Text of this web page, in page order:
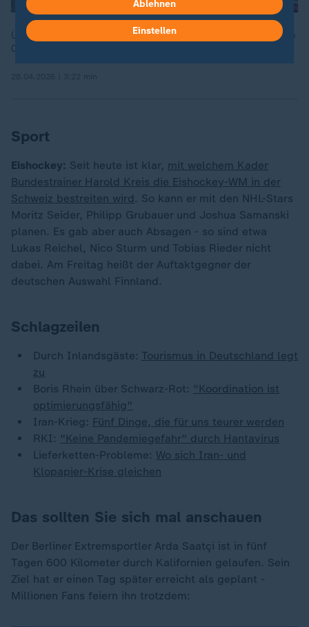
Über dieses Thema berichtete "Volle Kanne" am 28.04.2026 ab
09:05 Uhr.
Sport
Eishockey: Seit heute ist klar, mit welchem Kader
Bundestrainer Harold Kreis die Eishockey-WM in der
Schweiz bestreiten wird . So kann er mit den NHL-Stars
Moritz Seider, Philipp Grubauer und Joshua Samanski
planen. Es gab aber auch Absagen - so sind etwa
Lukas Reichel, Nico Sturm und Tobias Rieder nicht
dabei. Am Freitag heißt der Auftaktgegner der
deutschen Auswahl Finnland.
Schlagzeilen
Durch Inlandsgäste: Tourismus in Deutschland legt
zu
Boris Rhein über Schwarz-Rot: "Koordination ist
optimierungsfähig"
Iran-Krieg: Fünf Dinge, die für uns teurer werden
RKI: "Keine Pandemiegefahr" durch Hantavirus
Lieferketten-Probleme: Wo sich Iran- und
Klopapier-Krise gleichen
Das sollten Sie sich mal anschauen
Der Berliner Extremsportler Arda Saatçi ist in fünf
Tagen 600 Kilometer durch Kalifornien gelaufen. Sein
Ziel hat er einen Tag später erreicht als geplant -
Millionen Fans feiern ihn trotzdem:
Ablehnen
Einstellen